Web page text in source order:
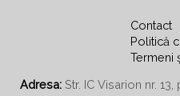
Contact
Politică
Termeni
Adresa: Str. IC Visarion nr.